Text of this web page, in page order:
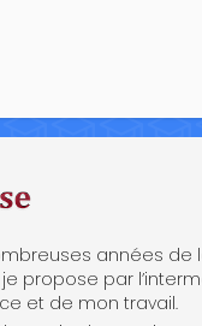
années de
propose par
et de mon travail.